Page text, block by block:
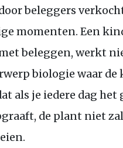
beleggers
momenten. Een
beleggen, werkt
biologie waar de
als je iedere dag het
de plant niet zal